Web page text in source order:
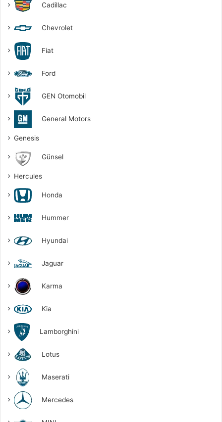
Cadillac
Chevrolet
Fiat
Ford
GEN Otomobil
General Motors
Genesis
Günsel
Hercules
Honda
Hummer
Hyundai
Jaguar
Karma
Kia
Lamborghini
Lotus
Maserati
Mercedes